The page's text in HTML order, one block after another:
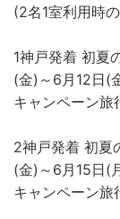
(2名1室利用時
1神戸発着 初
(金)～6月12日
キャンペーン
2神戸発着 初
(金)～6月15日
キャンペーン旅